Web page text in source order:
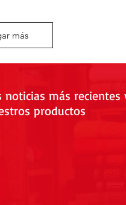
más
noticias más recientes
productos